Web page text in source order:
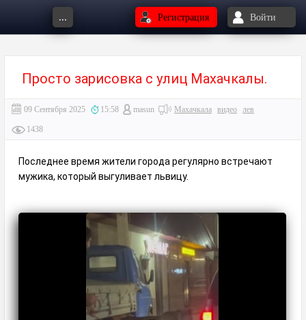
... Регистрация Войти
Просто зарисовка с улиц Махачкалы.
09 Сентября 2025 15:58 masun Махачкала видео лев
1438
Последнее время жители города регулярно встречают
мужика, который выгуливает львицу.